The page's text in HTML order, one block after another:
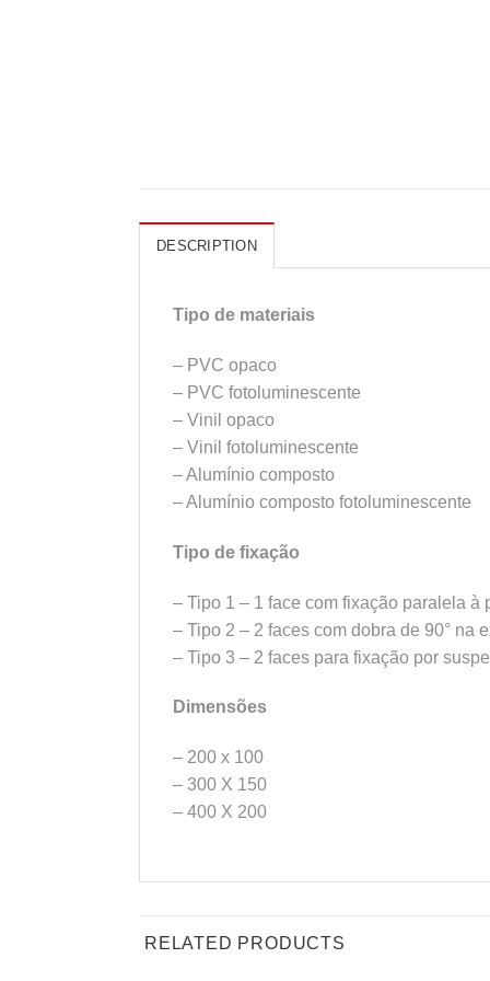
DESCRIPTION
Tipo de materiais
– PVC opaco
– PVC fotoluminescente
– Vinil opaco
– Vinil fotoluminescente
– Alumínio composto
– Alumínio composto fotoluminescente
Tipo de fixação
– Tipo 1 – 1 face com fixação paralela à
– Tipo 2 – 2 faces com dobra de 90° na
– Tipo 3 – 2 faces para fixação por
Dimensões
– 200 x 100
– 300 X 150
– 400 X 200
RELATED PRODUCTS